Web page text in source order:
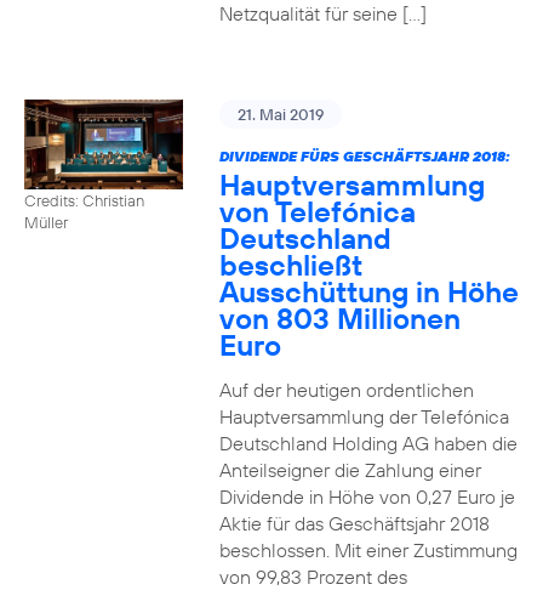
Netzqualität für seine […]
Credits: Christian
Müller
21. Mai 2019
DIVIDENDE FÜRS GESCHÄFTSJAHR 2018:
Hauptversammlung
von Telefónica
Deutschland
beschließt
Ausschüttung in Höhe
von 803 Millionen
Euro
Auf der heutigen ordentlichen
Hauptversammlung der Telefónica
Deutschland Holding AG haben die
Anteilseigner die Zahlung einer
Dividende in Höhe von 0,27 Euro je
Aktie für das Geschäftsjahr 2018
beschlossen. Mit einer Zustimmung
von 99,83 Prozent des